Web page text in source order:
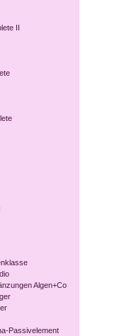
II
Algen+Co
Passivelement